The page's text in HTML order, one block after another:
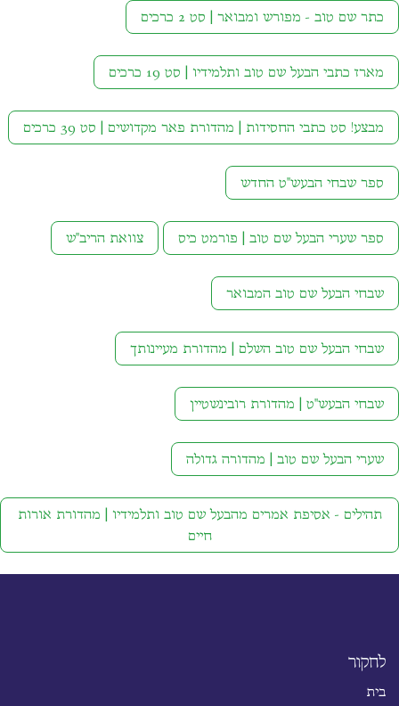
כתר שם טוב - מפורש ומבואר | סט 2 כרכים
מארז כתבי הבעל שם טוב ותלמידיו | סט 19 כרכים
מבצע! סט כתבי החסידות | מהדורת פאר מקדושים | סט 39 כרכים
ספר שבחי הבעש"ט החדש
ספר שערי הבעל שם טוב | פורמט כיס צוואת הריב"ש
שבחי הבעל שם טוב המבואר
שבחי הבעל שם טוב השלם | מהדורת מעיינותך
שבחי הבעש"ט | מהדורת רובינשטיין
שערי הבעל שם טוב | מהדורה גדולה
תהילים - אסיפת אמרים מהבעל שם טוב ותלמידיו | מהדורת אורות
חיים
לחקור
בית